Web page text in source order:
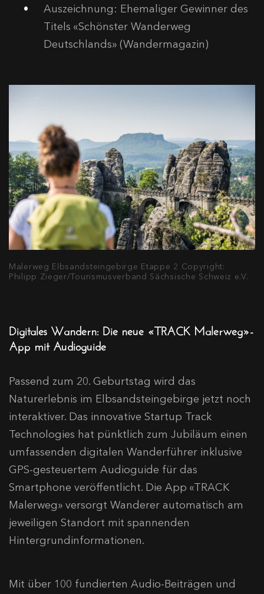
Auszeichnung: Ehemaliger Gewinner des
Titels «Schönster Wanderweg
Deutschlands» (Wandermagazin)
Malerweg Elbsandsteingebirge Etappe 2 Copyright:
Philipp Zieger/Tourismusverband Sächsische Schweiz e.V.
Digitales Wandern: Die neue «TRACK Malerweg»-
App mit Audioguide
Passend zum 20. Geburtstag wird das
Naturerlebnis im Elbsandsteingebirge jetzt noch
interaktiver. Das innovative Startup Track
Technologies hat pünktlich zum Jubiläum einen
umfassenden digitalen Wanderführer inklusive
GPS-gesteuertem Audioguide für das
Smartphone veröffentlicht. Die App «TRACK
Malerweg» versorgt Wanderer automatisch am
jeweiligen Standort mit spannenden
Hintergrundinformationen.
Mit über 100 fundierten Audio-Beiträgen und